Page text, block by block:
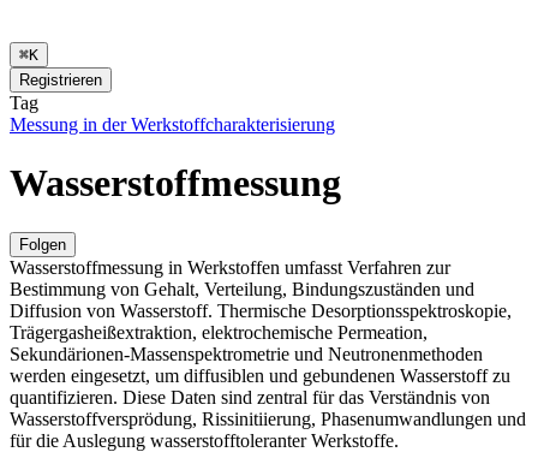
⌘K
Registrieren
Tag
Messung in der Werkstoffcharakterisierung
Wasserstoffmessung
Folgen
Wasserstoffmessung in Werkstoffen umfasst Verfahren zur
Bestimmung von Gehalt, Verteilung, Bindungszuständen und
Diffusion von Wasserstoff. Thermische Desorptionsspektroskopie,
Trägergasheißextraktion, elektrochemische Permeation,
Sekundärionen-Massenspektrometrie und Neutronenmethoden
werden eingesetzt, um diffusiblen und gebundenen Wasserstoff zu
quantifizieren. Diese Daten sind zentral für das Verständnis von
Wasserstoffversprödung, Rissinitiierung, Phasenumwandlungen und
für die Auslegung wasserstofftoleranter Werkstoffe.